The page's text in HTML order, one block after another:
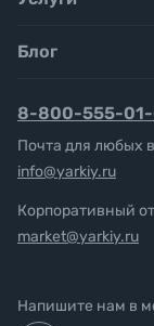
Блог
8-800-555-
Почта для любых
info@yarkiy.ru
Корпоративный
market@yarkiy.ru
Напишите нам в